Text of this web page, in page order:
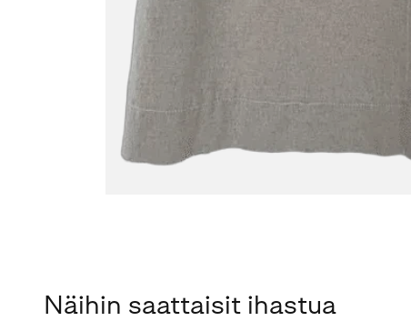
Näihin saattaisit ihastua